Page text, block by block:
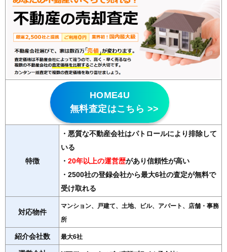
HOME4U
無料査定はこちら >>
特徴
・悪質な不動産会社はパトロールにより排除して
いる
・ 20年以上の運営歴があり信頼性が高い
・2500社の登録会社から最大6社の査定が無料で
受け取れる
対応物件
マンション、戸建て、土地、ビル、アパート、店舗・事務
所
紹介会社数 最大6社